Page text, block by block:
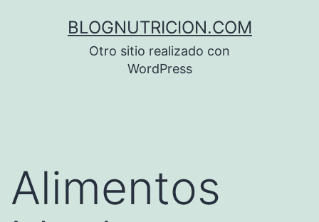
BLOGNUTRICION.COM
Otro sitio realizado con
WordPress
Alimentos